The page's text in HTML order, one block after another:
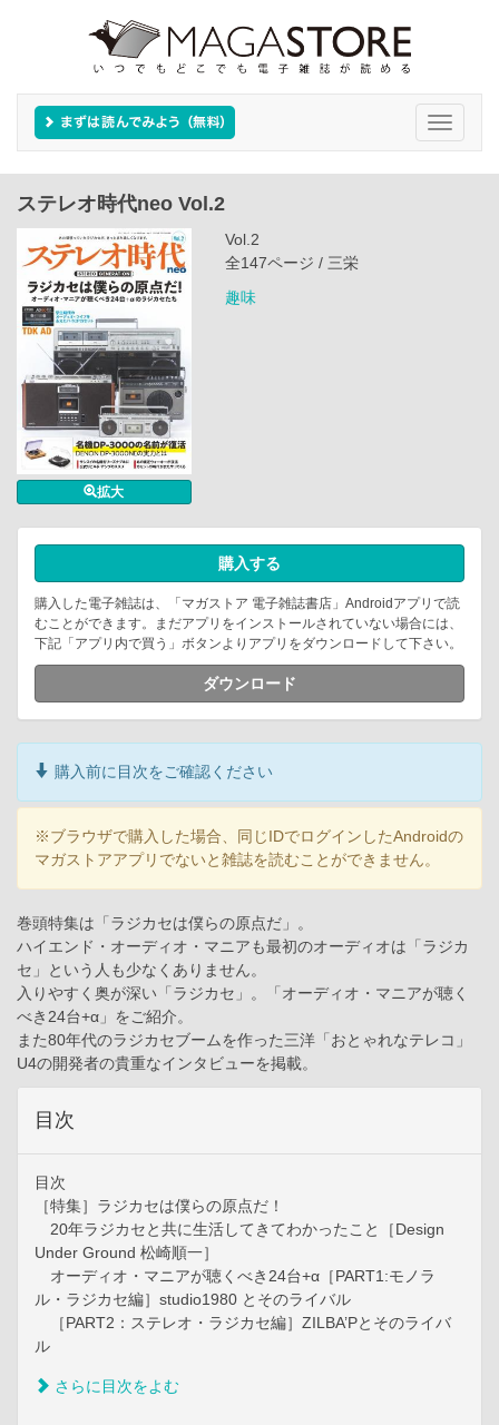
Toggle
ステレオ時代neo Vol.2
拡大
Vol.2
全147ページ / 三栄
趣味
購入する
購入した電子雑誌は、「マガストア 電子雑誌書店」Androidアプリで読
むことができます。まだアプリをインストールされていない場合には、
下記「アプリ内で買う」ボタンよりアプリをダウンロードして下さい。
ダウンロード
購入前に目次をご確認ください
※ブラウザで購入した場合、同じIDでログインしたAndroidの
マガストアアプリでないと雑誌を読むことができません。
巻頭特集は「ラジカセは僕らの原点だ」。
ハイエンド・オーディオ・マニアも最初のオーディオは「ラジカ
セ」という人も少なくありません。
入りやすく奥が深い「ラジカセ」。「オーディオ・マニアが聴く
べき24台+α」をご紹介。
また80年代のラジカセブームを作った三洋「おとゃれなテレコ」
U4の開発者の貴重なインタビューを掲載。
目次
目次
［特集］ラジカセは僕らの原点だ！
20年ラジカセと共に生活してきてわかったこと［Design
Under Ground 松崎順一］
オーディオ・マニアが聴くべき24台+α［PART1:モノラ
ル・ラジカセ編］studio1980 とそのライバル
［PART2：ステレオ・ラジカセ編］ZILBA’Pとそのライバ
ル
さらに目次をよむ